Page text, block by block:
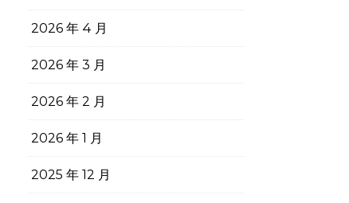
2026 年 4 月
2026 年 3 月
2026 年 2 月
2026 年 1 月
2025 年 12 月